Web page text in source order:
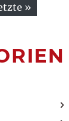
»